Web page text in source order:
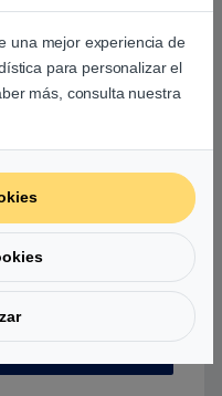
de los
producto
primero en hacer
producto.
una mejor experiencia de
para personalizar el
más, consulta nuestra